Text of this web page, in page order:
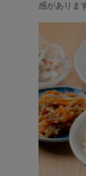
感がありま